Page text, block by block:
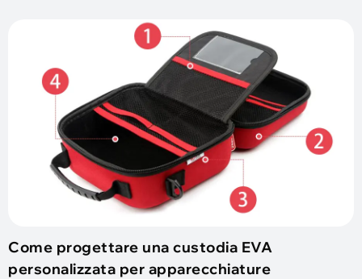
Come progettare una custodia EVA
personalizzata per apparecchiature